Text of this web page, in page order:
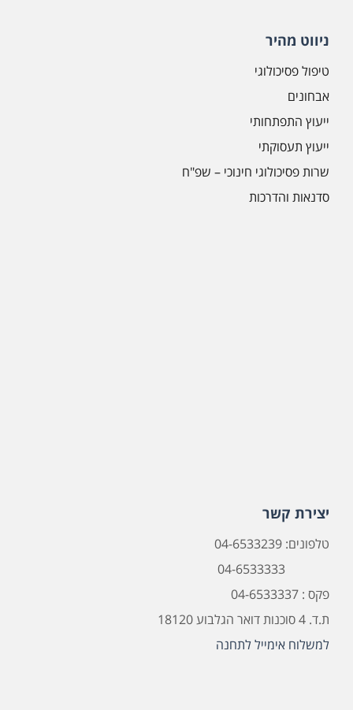
ניווט מהיר
טיפול פסיכולוגי
אבחונים
ייעוץ התפתחותי
ייעוץ תעסוקתי
שרות פסיכולוגי חינוכי – שפ"ח
סדנאות והדרכות
יצירת קשר
טלפונים: 04-6533239
פקס : 04-6533337
ת.ד. 4 סוכנות דואר הגלבוע 18120
למשלוח אימייל לתחנה